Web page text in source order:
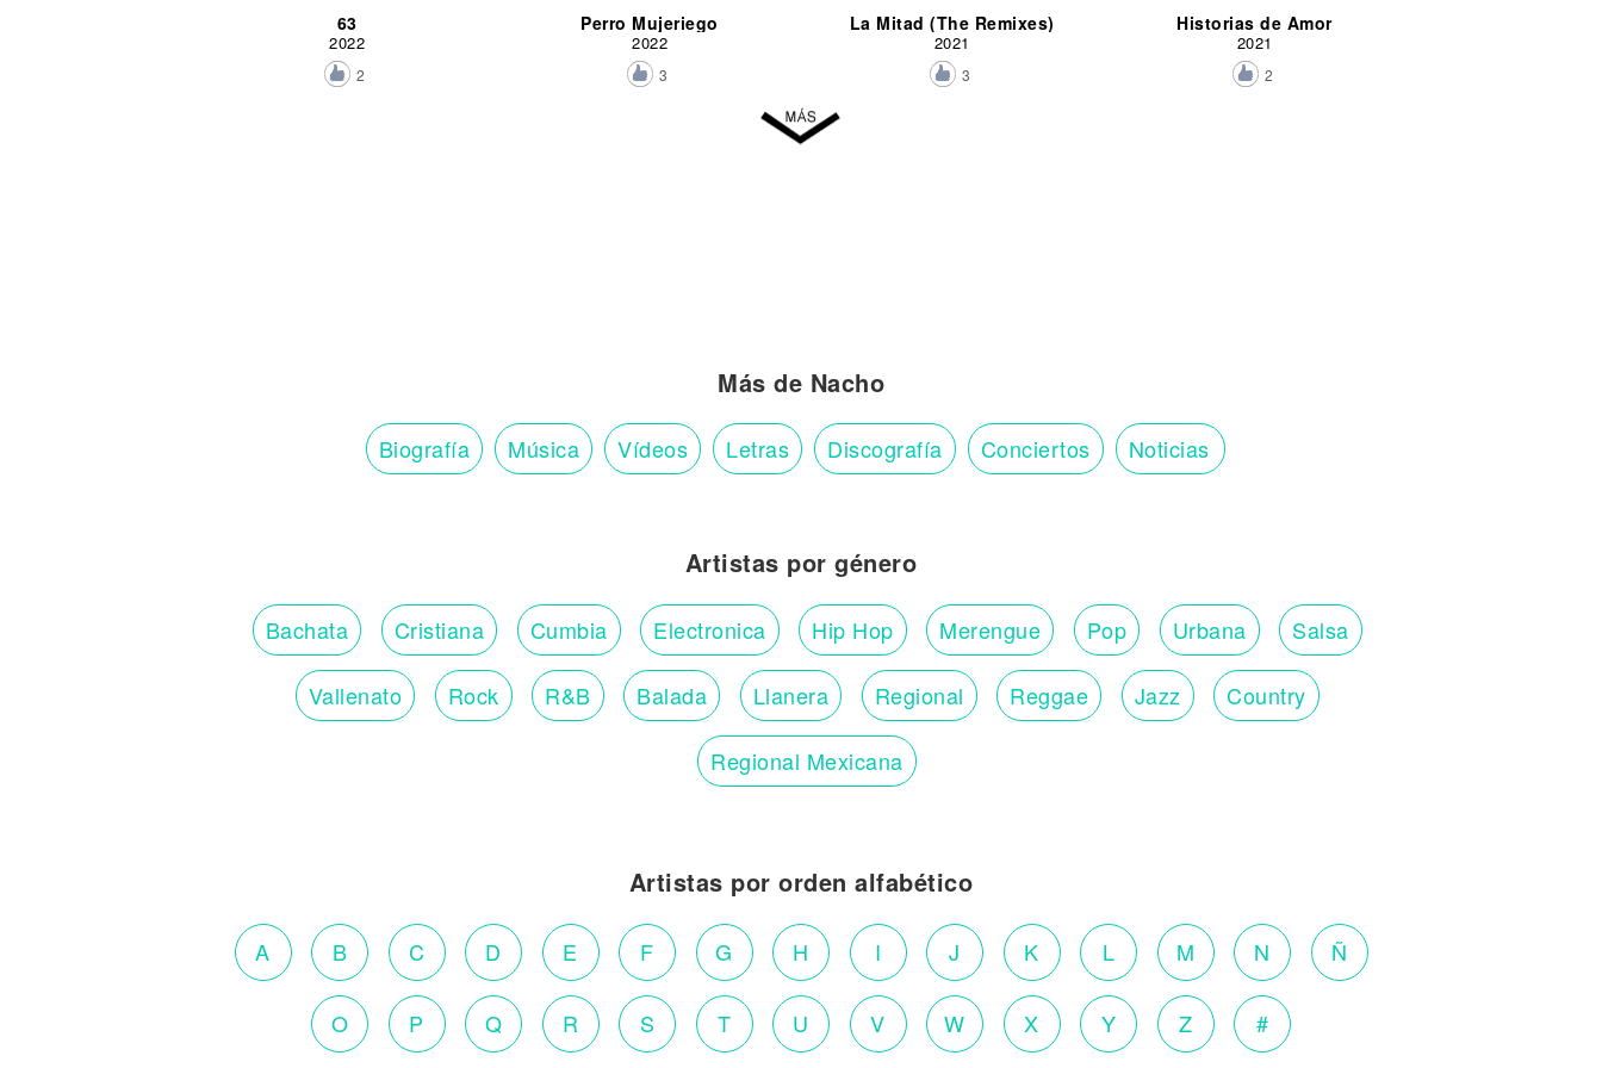
63
2022
2
Perro Mujeriego
2022
3
La Mitad (The Remixes)
2021
3
Historias de Amor
2021
2
Más de Nacho
Biografía Música Vídeos Letras Discografía Conciertos Noticias
Artistas por género
Bachata Cristiana Cumbia Electronica Hip Hop Merengue Pop Urbana Salsa
Vallenato Rock R&B Balada Llanera Regional Reggae Jazz Country
Regional Mexicana
Artistas por orden alfabético
A B C D E F G H I J K L M N Ñ
O P Q R S T U V W X Y Z #